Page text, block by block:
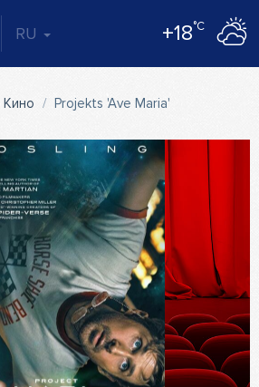
RU +18°C
Кино Projekts 'Ave Maria'